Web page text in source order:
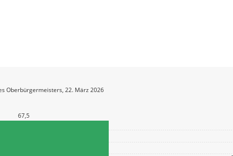
67,5
Oberbürgermeisters, 22. März 2026